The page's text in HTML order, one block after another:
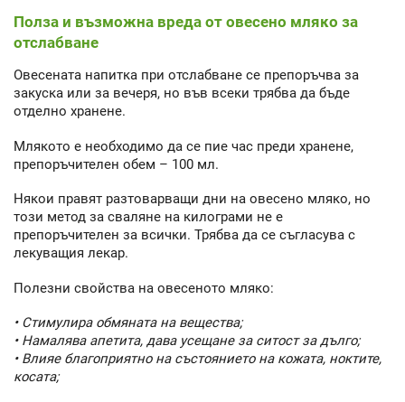
Полза и възможна вреда от овесено мляко за
отслабване
Овесената напитка при отслабване се препоръчва за
закуска или за вечеря, но във всеки трябва да бъде
отделно хранене.
Млякото е необходимо да се пие час преди хранене,
препоръчителен обем – 100 мл.
Някои правят разтоварващи дни на овесено мляко, но
този метод за сваляне на килограми не е
препоръчителен за всички. Трябва да се съгласува с
лекуващия лекар.
Полезни свойства на овесеното мляко:
• Стимулира обмяната на вещества;
• Намалява апетита, дава усещане за ситост за дълго;
• Влияе благоприятно на състоянието на кожата, ноктите,
косата;